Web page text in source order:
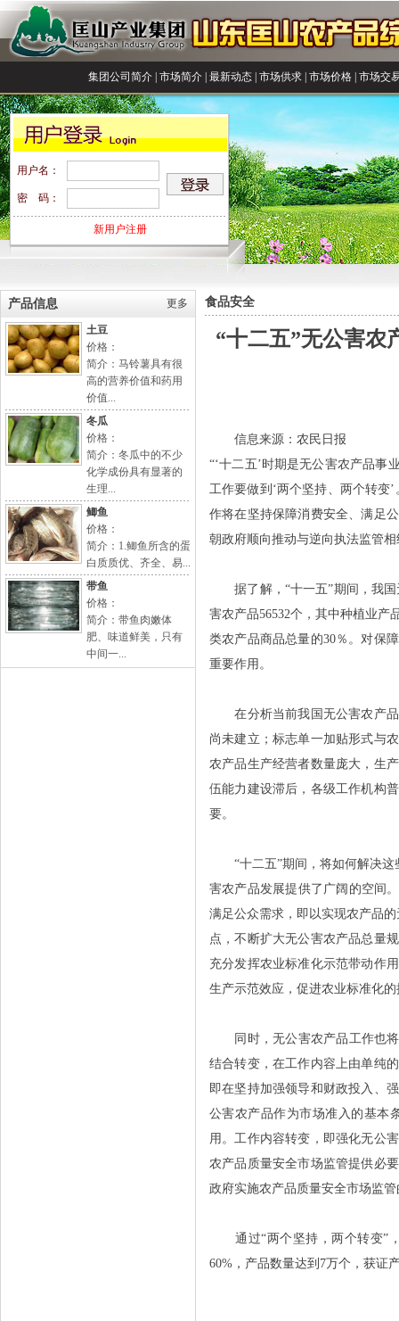
用户名：
密 码：
新用户注册
集团公司简介 市场简介 最新动态 市场供求 市场价格 市场交
产品信息 更多
土豆
价格：
简介：马铃薯具有很
高的营养价值和药用
价值...
冬瓜
价格：
简介：冬瓜中的不少
化学成份具有显著的
生理...
鲫鱼
价格：
简介：1.鲫鱼所含的蛋
白质质优、齐全、易...
带鱼
价格：
简介：带鱼肉嫩体
肥、味道鲜美，只有
中间一...
食品安全
“十二五”无公害农
信息来源：农民日报
“‘十二五’时期是无公害农产品事
工作要做到‘两个坚持、两个转变
作将在坚持保障消费安全、满足
朝政府顺向推动与逆向执法监管
据了解，“十一五”期间，我国
害农产品56532个，其中种植业产
类农产品商品总量的30％。对保
重要作用。
在分析当前我国无公害农产品
尚未建立；标志单一加贴形式与
农产品生产经营者数量庞大，生
伍能力建设滞后，各级工作机构
要。
“十二五”期间，将如何解决这
害农产品发展提供了广阔的空间
满足公众需求，即以实现农产品
点，不断扩大无公害农产品总量
充分发挥农业标准化示范带动作
生产示范效应，促进农业标准化
同时，无公害农产品工作也将
结合转变，在工作内容上由单纯
即在坚持加强领导和财政投入、
公害农产品作为市场准入的基本
用。工作内容转变，即强化无公
农产品质量安全市场监管提供必
政府实施农产品质量安全市场监
通过“两个坚持，两个转变”，
60%，产品数量达到7万个，获证